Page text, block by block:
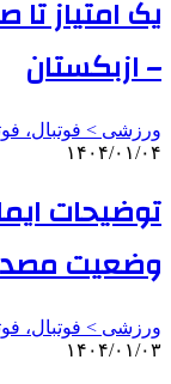
– ازبکستان
ورزشی > فوتبال،
۱۴۰۴/۰۱/۰۴
توضیحات
وضعیت
ورزشی > فوتبال،
۱۴۰۴/۰۱/۰۳